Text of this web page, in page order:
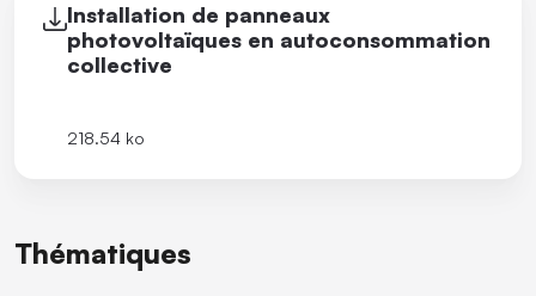
Installation de panneaux
photovoltaïques en autoconsommation
collective
218.54 ko
Thématiques